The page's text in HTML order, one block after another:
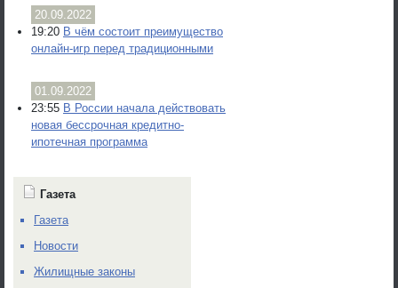
20.09.2022
19:20 В чём состоит преимущество
онлайн-игр перед традиционными
01.09.2022
23:55 В России начала действовать
новая бессрочная кредитно-
ипотечная программа
Газета
Газета
Новости
Жилищные законы